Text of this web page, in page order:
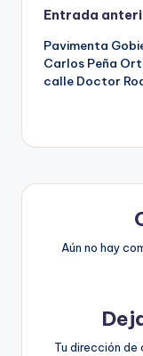
de
Entrada
Pavimenta
Carlos Peña
calle Doctor
Aún no hay
Tu dirección de